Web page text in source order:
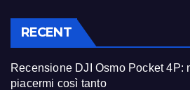
RECENT
Recensione DJI Osmo Pocket 4P:
piacermi così tanto